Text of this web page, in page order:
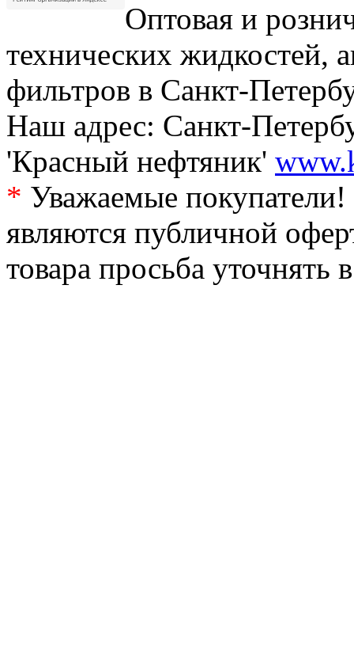
Оптовая и
технических жидкостей,
фильтров в Санкт-
Наш адрес: Санкт-
'Красный нефтяник'
* Уважаемые
являются публичной
товара просьба уточнять